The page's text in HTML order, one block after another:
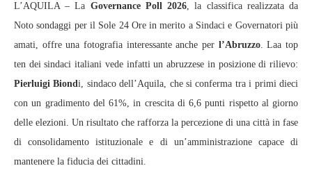
L’AQUILA – La Governance Poll 2026, la classifica realizzata da
Noto sondaggi per il Sole 24 Ore in merito a Sindaci e Governatori più
amati, offre una fotografia interessante anche per l’Abruzzo. Laa top
ten dei sindaci italiani vede infatti un abruzzese in posizione di rilievo:
Pierluigi Biondi, sindaco dell’Aquila, che si conferma tra i primi dieci
con un gradimento del 61%, in crescita di 6,6 punti rispetto al giorno
delle elezioni. Un risultato che rafforza la percezione di una città in fase
di consolidamento istituzionale e di un’amministrazione capace di
mantenere la fiducia dei cittadini.